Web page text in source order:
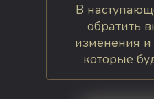
В
обратить
изменения и
которые